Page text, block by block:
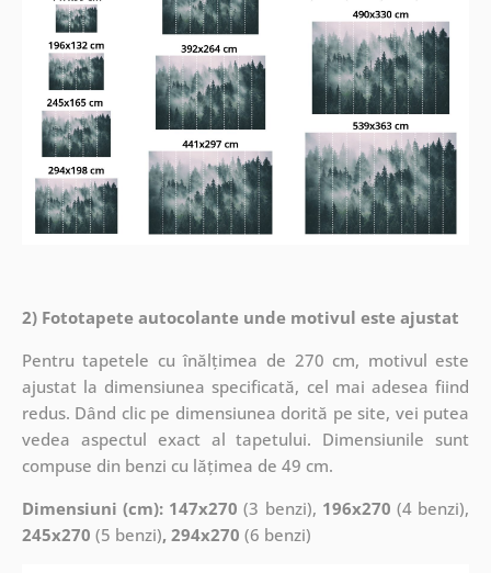
2) Fototapete autocolante unde motivul este ajustat
Pentru tapetele cu înălțimea de 270 cm, motivul este
ajustat la dimensiunea specificată, cel mai adesea fiind
redus. Dând clic pe dimensiunea dorită pe site, vei putea
vedea aspectul exact al tapetului. Dimensiunile sunt
compuse din benzi cu lățimea de 49 cm.
Dimensiuni (cm): 147x270 (3 benzi), 196x270 (4 benzi),
245x270 (5 benzi), 294x270 (6 benzi)